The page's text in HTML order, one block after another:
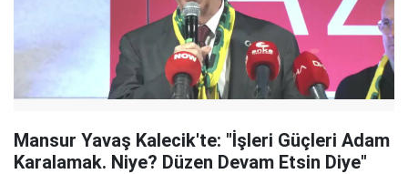
Mansur Yavaş Kalecik'te: "İşleri Güçleri Adam
Karalamak. Niye? Düzen Devam Etsin Diye"